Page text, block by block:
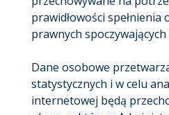
prawidłowości spełnienia
prawnych
Dane osobowe
statystycznych i w celu
internetowej będą